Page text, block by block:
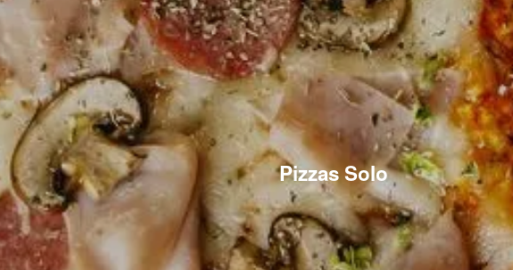
Pizzas Solo